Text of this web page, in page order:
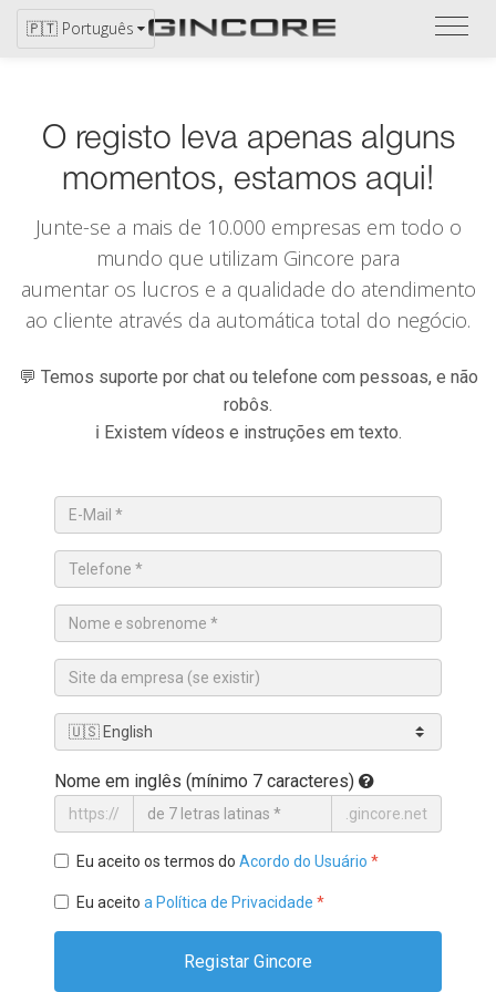
🇵🇹 Português
Ver
O registo leva apenas alguns
momentos, estamos aqui!
Junte-se a mais de 10.000 empresas em todo o
mundo que utilizam Gincore para
aumentar os lucros e a qualidade do atendimento
ao cliente através da automática total do negócio.
💬 Temos suporte por chat ou telefone com pessoas, e não
robôs.
ℹ️ Existem vídeos e instruções em texto.
Nome em inglês (mínimo 7 caracteres)
https:// .gincore.net
Eu aceito os termos do Acordo do Usuário *
Eu aceito a Política de Privacidade *
Registar Gincore